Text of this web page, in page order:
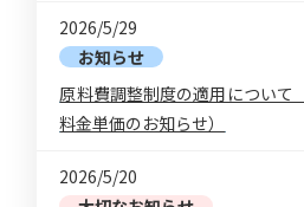
2026/5/29
お知らせ
原料費調整制度の適用について
料金単価のお知らせ）
2026/5/20